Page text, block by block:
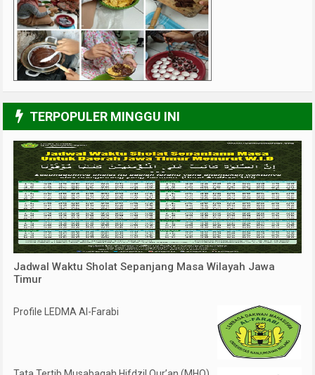
5/6
TERPOPULER MINGGU INI
Jadwal Waktu Sholat Sepanjang Masa Wilayah Jawa
Timur
Profile LEDMA Al-Farabi